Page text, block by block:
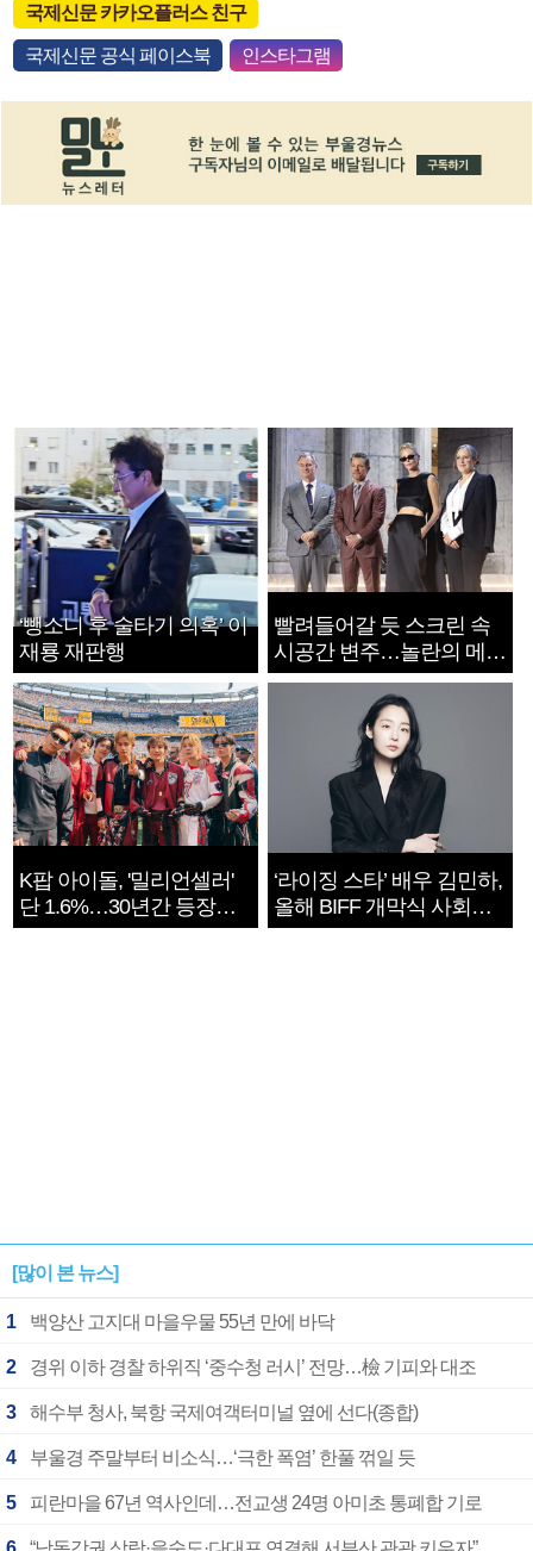
국제신문 카카오플러스 친구
국제신문 공식 페이스북 인스타그램
‘뺑소니 후 술타기 의혹’ 이
재룡 재판행
빨려들어갈 듯 스크린 속
시공간 변주…놀란의 메시
지는 ‘전쟁 속죄’
K팝 아이돌, '밀리언셀러'
단 1.6%…30년간 등장
1182개팀 전수조사
‘라이징 스타’ 배우 김민하,
올해 BIFF 개막식 사회자
확정
[많이 본 뉴스]
1 백양산 고지대 마을우물 55년 만에 바닥
2 경위 이하 경찰 하위직 ‘중수청 러시’ 전망…檢 기피와 대조
3 해수부 청사, 북항 국제여객터미널 옆에 선다(종합)
4 부울경 주말부터 비소식…‘극한 폭염’ 한풀 꺾일 듯
5 피란마을 67년 역사인데…전교생 24명 아미초 통폐합 기로